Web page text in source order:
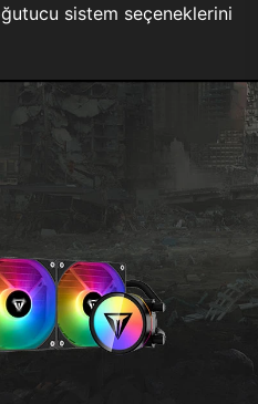
sistem seçeneklerini